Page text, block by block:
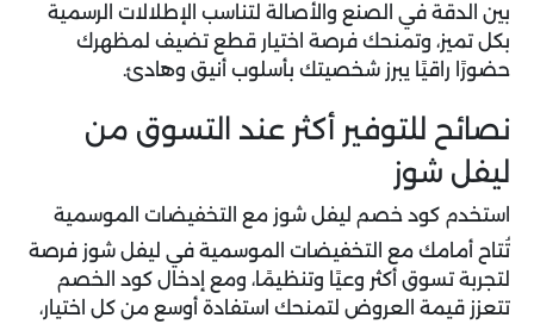
بين الدقة في الصنع والأصالة لتناسب الإطلالات الرسمية
بكل تميز، وتمنحك فرصة اختيار قطع تضيف لمظهرك
حضورًا راقيًا يبرز شخصيتك بأسلوب أنيق وهادئ.
نصائح للتوفير أكثر عند التسوق من
ليفل شوز
استخدم كود خصم ليفل شوز مع التخفيضات الموسمية
تُتاح أمامك مع التخفيضات الموسمية في ليفل شوز فرصة
لتجربة تسوق أكثر وعيًا وتنظيمًا، ومع إدخال كود الخصم
تتعزز قيمة العروض لتمنحك استفادة أوسع من كل اختيار،